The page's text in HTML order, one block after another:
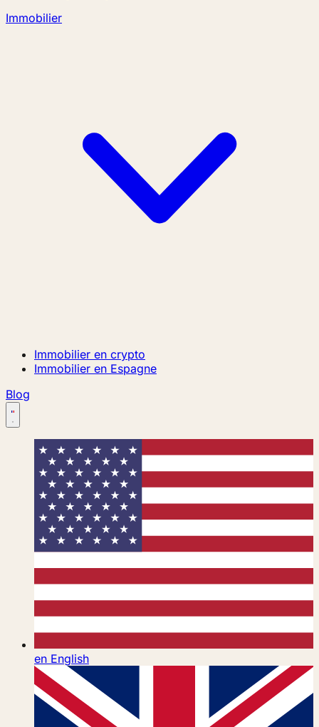
Immobilier
Immobilier en crypto
Immobilier en Espagne
Blog
en English